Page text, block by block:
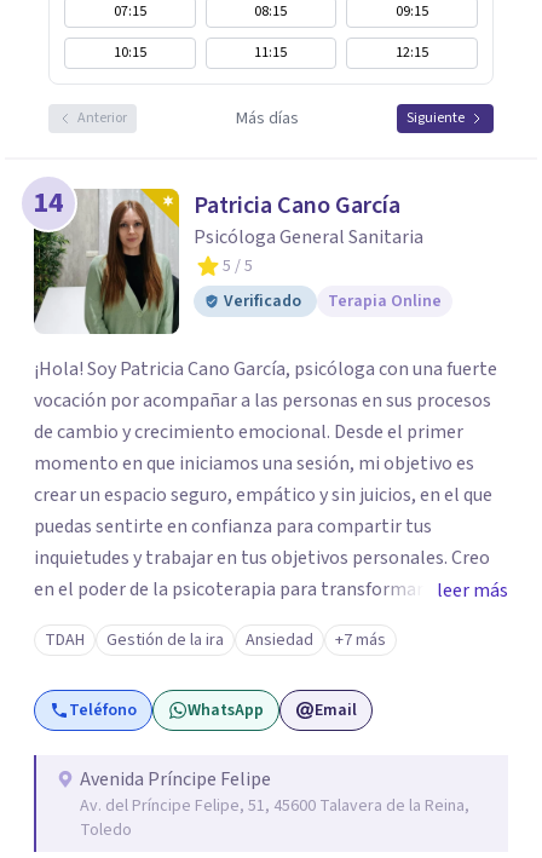
07:15 08:15
09:15
10:15
11:15 12:15
Anterior Más días Siguiente
14 Patricia Cano García
Psicóloga General Sanitaria
5 / 5
Verificado
Terapia Online
¡Hola! Soy Patricia Cano García, psicóloga con una fuerte
vocación por acompañar a las personas en sus procesos
de cambio y crecimiento emocional. Desde el primer
momento en que iniciamos una sesión, mi objetivo es
crear un espacio seguro, empático y sin juicios, en el que
puedas sentirte en confianza para compartir tus
inquietudes y trabajar en tus objetivos personales. Creo
en el poder de la psicoterapia para transformar y mejorar
la vida de las personas, y me siento honrada de poder
contribuir a este proceso en cada sesión. Mi enfoque se
basa en el respeto y en la autenticidad; para mí es
fundamental que cada persona encuentre en la terapia no
camino hacia el autoconocimiento y la fortaleza
emocional. Me apasiona trabajar con cada paciente desde
una perspectiva cercana y humana, y espero poder
leer más
TDAH Gestión de la ira Ansiedad +7 más
Teléfono WhatsApp Email
Avenida Príncipe Felipe
Av. del Príncipe Felipe, 51, 45600 Talavera de la Reina,
Toledo